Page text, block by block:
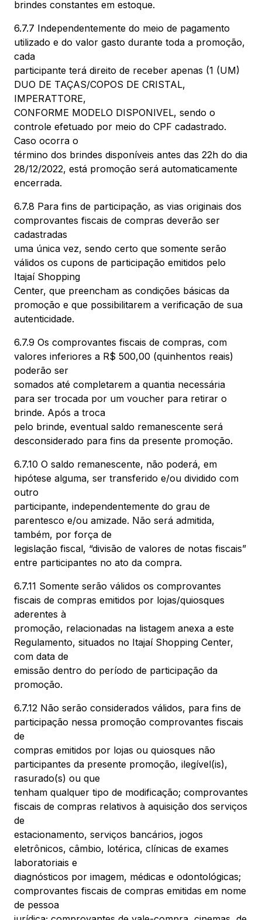
brindes constantes em estoque.
6.7.7 Independentemente do meio de pagamento
utilizado e do valor gasto durante toda a promoção,
cada
participante terá direito de receber apenas (1 (UM)
DUO DE TAÇAS/COPOS DE CRISTAL,
IMPERATTORE,
CONFORME MODELO DISPONIVEL, sendo o
controle efetuado por meio do CPF cadastrado.
Caso ocorra o
término dos brindes disponíveis antes das 22h do dia
28/12/2022, está promoção será automaticamente
encerrada.
6.7.8 Para fins de participação, as vias originais dos
comprovantes fiscais de compras deverão ser
cadastradas
uma única vez, sendo certo que somente serão
válidos os cupons de participação emitidos pelo
Itajaí Shopping
Center, que preencham as condições básicas da
promoção e que possibilitarem a verificação de sua
autenticidade.
6.7.9 Os comprovantes fiscais de compras, com
valores inferiores a R$ 500,00 (quinhentos reais)
poderão ser
somados até completarem a quantia necessária
para ser trocada por um voucher para retirar o
brinde. Após a troca
pelo brinde, eventual saldo remanescente será
desconsiderado para fins da presente promoção.
6.7.10 O saldo remanescente, não poderá, em
hipótese alguma, ser transferido e/ou dividido com
outro
participante, independentemente do grau de
parentesco e/ou amizade. Não será admitida,
também, por força de
legislação fiscal, “divisão de valores de notas fiscais”
entre participantes no ato da compra.
6.7.11 Somente serão válidos os comprovantes
fiscais de compras emitidos por lojas/quiosques
aderentes à
promoção, relacionadas na listagem anexa a este
Regulamento, situados no Itajaí Shopping Center,
com data de
emissão dentro do período de participação da
promoção.
6.7.12 Não serão considerados válidos, para fins de
participação nessa promoção comprovantes fiscais
de
compras emitidos por lojas ou quiosques não
participantes da presente promoção, ilegível(is),
rasurado(s) ou que
tenham qualquer tipo de modificação; comprovantes
fiscais de compras relativos à aquisição dos serviços
de
estacionamento, serviços bancários, jogos
eletrônicos, câmbio, lotérica, clínicas de exames
laboratoriais e
diagnósticos por imagem, médicas e odontológicas;
comprovantes fiscais de compras emitidas em nome
de pessoa